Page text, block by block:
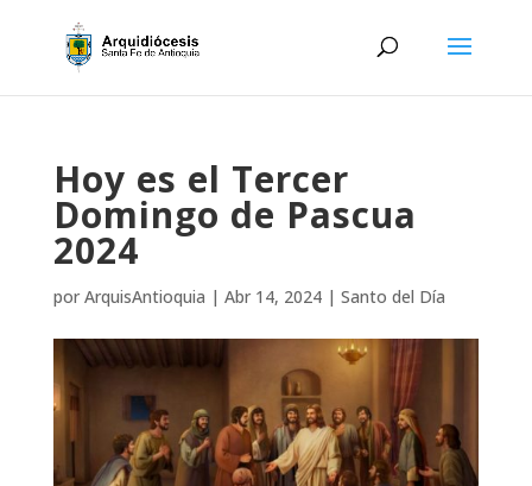
Hoy es el Tercer
Domingo de Pascua
2024
por ArquisAntioquia | Abr 14, 2024| Santo del Día